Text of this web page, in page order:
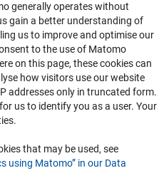
партнёрскими
in your mailbox.
generally operates without
gain a better understanding of
us to improve and optimise our
to the use of Matomo
on this page, these cookies can
how visitors use our website
addresses only in truncated form.
us to identify you as a user. Your
that may be used, see
using Matomo” in our Data